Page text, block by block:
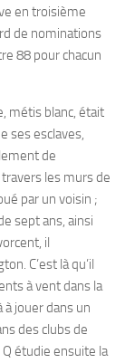
en troisième
de nominations
88 pour chacun
métis blanc, était
ses esclaves,
de
travers les murs de
par un voisin ;
sept ans, ainsi
il
C’est là qu’il
à vent dans la
à jouer dans un
des clubs de
étudie ensuite la